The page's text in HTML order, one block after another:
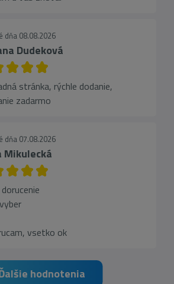
dňa 08.08.2026
Dudeková
stránka, rýchle dodanie,
zadarmo
dňa 07.08.2026
Mikulecká
vsetko ok
hodnotenia